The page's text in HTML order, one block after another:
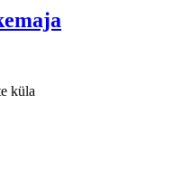
küla